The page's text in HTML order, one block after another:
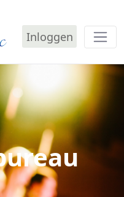
Inloggen
- John